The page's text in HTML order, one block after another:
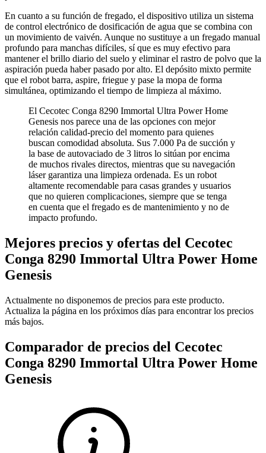
En cuanto a su función de fregado, el dispositivo utiliza un sistema
de control electrónico de dosificación de agua que se combina con
un movimiento de vaivén. Aunque no sustituye a un fregado manual
profundo para manchas difíciles, sí que es muy efectivo para
mantener el brillo diario del suelo y eliminar el rastro de polvo que la
aspiración pueda haber pasado por alto. El depósito mixto permite
que el robot barra, aspire, friegue y pase la mopa de forma
simultánea, optimizando el tiempo de limpieza al máximo.
El Cecotec Conga 8290 Immortal Ultra Power Home
Genesis nos parece una de las opciones con mejor
relación calidad-precio del momento para quienes
buscan comodidad absoluta. Sus 7.000 Pa de succión y
la base de autovaciado de 3 litros lo sitúan por encima
de muchos rivales directos, mientras que su navegación
láser garantiza una limpieza ordenada. Es un robot
altamente recomendable para casas grandes y usuarios
que no quieren complicaciones, siempre que se tenga
en cuenta que el fregado es de mantenimiento y no de
impacto profundo.
Mejores precios y ofertas del Cecotec
Conga 8290 Immortal Ultra Power Home
Genesis
Actualmente no disponemos de precios para este producto.
Actualiza la página en los próximos días para encontrar los precios
más bajos.
Comparador de precios del Cecotec
Conga 8290 Immortal Ultra Power Home
Genesis